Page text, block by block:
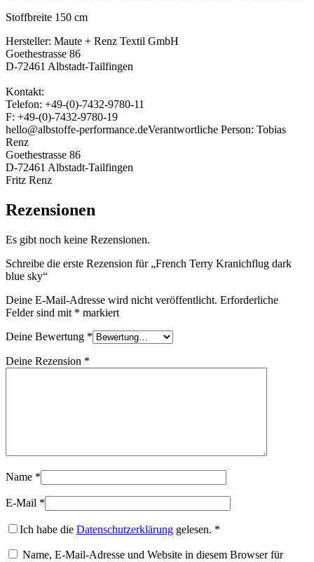
Stoffbreite 150 cm
Hersteller: Maute + Renz Textil GmbH
Goethestrasse 86
D-72461 Albstadt-Tailfingen
Kontakt:
Telefon: +49-(0)-7432-9780-11
F: +49-(0)-7432-9780-19
hello@albstoffe-performance.deVerantwortliche Person: Tobias
Renz
Goethestrasse 86
D-72461 Albstadt-Tailfingen
Fritz Renz
Rezensionen
Es gibt noch keine Rezensionen.
Schreibe die erste Rezension für „French Terry Kranichflug dark
blue sky“
Deine E-Mail-Adresse wird nicht veröffentlicht. Erforderliche
Felder sind mit * markiert
Deine Bewertung *
Deine Rezension *
Name *
E-Mail *
Ich habe die Datenschutzerklärung gelesen. *
Name, E-Mail-Adresse und Website in diesem Browser für